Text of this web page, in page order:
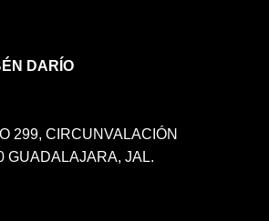
DARÍO
299, CIRCUNVALACIÓN
GUADALAJARA, JAL.